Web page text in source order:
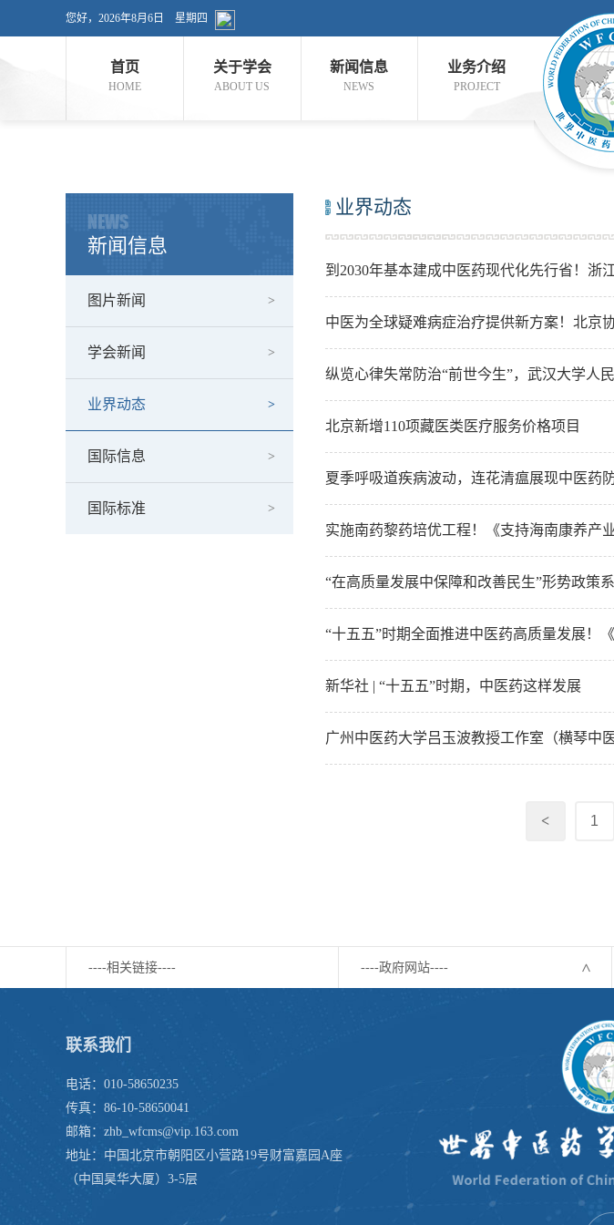
您好， 2026年8月6日 星期四
首页
HOME
关于学会
ABOUT US
新闻信息
NEWS
业务介绍
PROJECT
NEWS
新闻信息
图片新闻
学会新闻
业界动态
国际信息
国际标准
业界动态
到2030年基本建成中医药现代化先行省！浙
中医为全球疑难病症治疗提供新方案！北京
纵览心律失常防治“前世今生”，武汉大学人
北京新增110项藏医类医疗服务价格项目
夏季呼吸道疾病波动，连花清瘟展现中医药
实施南药黎药培优工程！《支持海南康养产
“在高质量发展中保障和改善民生”形势政策
“十五五”时期全面推进中医药高质量发展！
新华社 | “十五五”时期，中医药这样发展
广州中医药大学吕玉波教授工作室（横琴中
< 1
----相关链接---- ----政府网站----
联系我们
电话：010-58650235
传真：86-10-58650041
邮箱：zhb_wfcms@vip.163.com
地址：中国北京市朝阳区小营路19号财富嘉园A座
（中国昊华大厦）3-5层